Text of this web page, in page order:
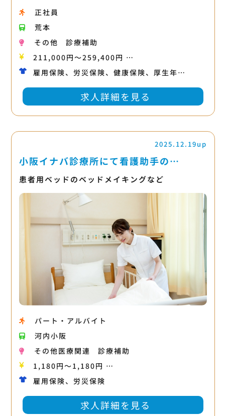
正社員
荒本
その他
診療補助
211,000円〜259,400円 …
雇用保険、労災保険、健康保険、厚生年…
求人詳細を見る
2025.12.19up
小阪イナバ診療所にて看護助手の…
患者用ベッドのベッドメイキングなど
パート・アルバイト
河内小阪
その他医療関連
診療補助
1,180円〜1,180円 …
雇用保険、労災保険
求人詳細を見る